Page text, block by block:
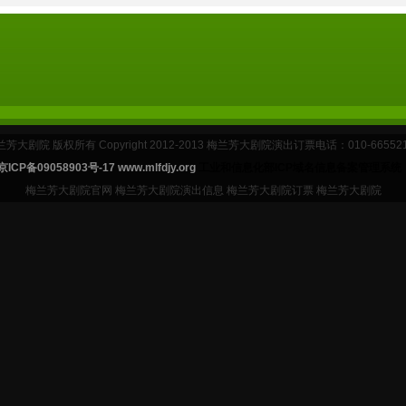
芳大剧院 版权所有 Copyright 2012-2013 梅兰芳大剧院演出订票电话：010-
ICP备09058903号-17 www.mlfdjy.org
梅兰芳大剧院官网 梅兰芳大剧院演出信息 梅兰芳大剧院订票 梅兰芳大剧院